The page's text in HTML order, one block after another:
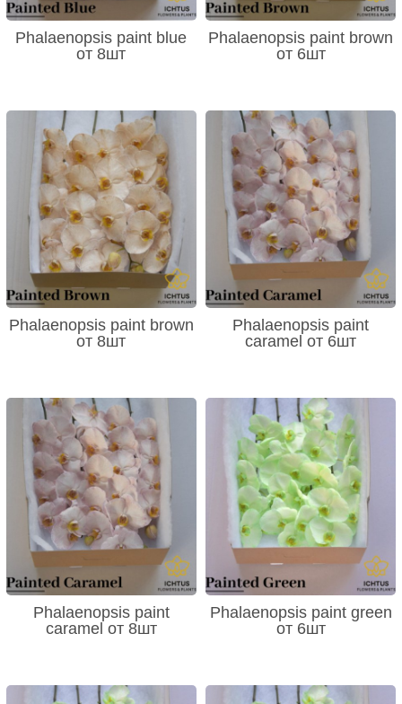
Phalaenopsis paint blue
от 8шт
Phalaenopsis paint brown
от 6шт
Phalaenopsis paint brown
от 8шт
Phalaenopsis paint
caramel от 6шт
Phalaenopsis paint
caramel от 8шт
Phalaenopsis paint green
от 6шт